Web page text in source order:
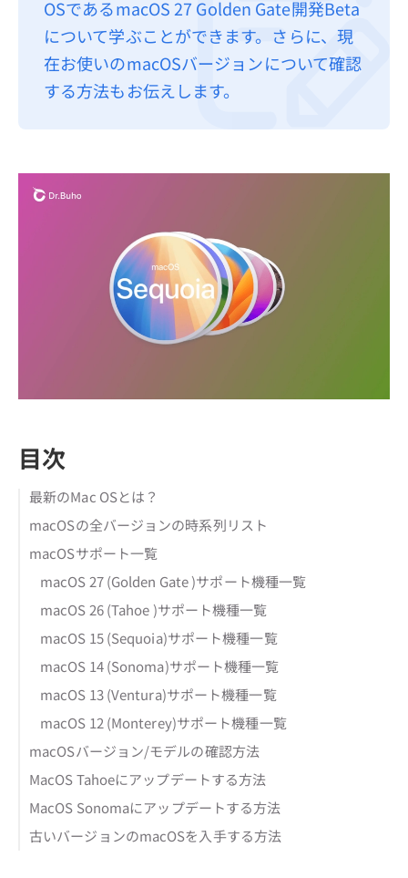
返金について
OSであるmacOS 27 Golden Gate開発Beta
について学ぶことができます。さらに、現
在お使いのmacOSバージョンについて確認
する方法もお伝えします。
目次
最新のMac OSとは？
macOSの全バージョンの時系列リスト
macOSサポート一覧
macOS 27 (Golden Gate )サポート機種一覧
macOS 26 (Tahoe )サポート機種一覧
macOS 15 (Sequoia)サポート機種一覧
macOS 14 (Sonoma)サポート機種一覧
macOS 13 (Ventura)サポート機種一覧
macOS 12 (Monterey)サポート機種一覧
macOSバージョン/モデルの確認方法
MacOS Tahoeにアップデートする方法
MacOS Sonomaにアップデートする方法
古いバージョンのmacOSを入手する方法